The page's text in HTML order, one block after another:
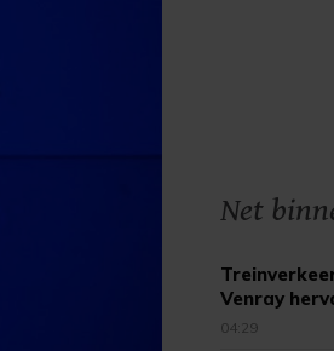
Net
Venray
04:29